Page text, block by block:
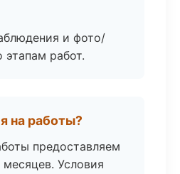
и фото/
этапам работ.
на работы?
предоставляем
Условия